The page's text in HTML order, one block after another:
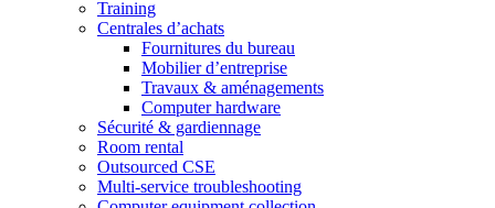
Training
Centrales d’achats
Fournitures du bureau
Mobilier d’entreprise
Travaux & aménagements
Computer hardware
Sécurité & gardiennage
Room rental
Outsourced CSE
Multi-service troubleshooting